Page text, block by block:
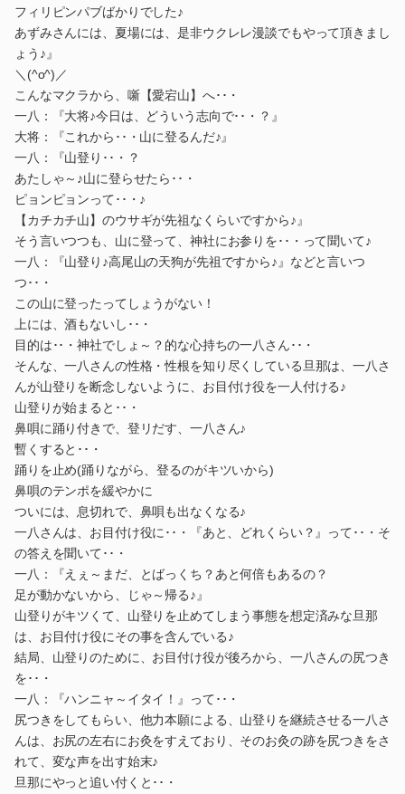
フィリピンパブばかりでした♪
あずみさんには、夏場には、是非ウクレレ漫談でもやって頂きまし
ょう♪』
＼(^o^)／
こんなマクラから、噺【愛宕山】へ･･・
一八：『大将♪今日は、どういう志向で･･・？』
大将：『これから･･・山に登るんだ♪』
一八：『山登り･･・？
あたしゃ～♪山に登らせたら･･・
ピョンピョンって･･・♪
【カチカチ山】のウサギが先祖なくらいですから♪』
そう言いつつも、山に登って、神社にお参りを･･・って聞いて♪
一八：『山登り♪高尾山の天狗が先祖ですから♪』などと言いつ
つ･･・
この山に登ったってしょうがない！
上には、酒もないし･･・
目的は･･・神社でしょ～？的な心持ちの一八さん･･・
そんな、一八さんの性格・性根を知り尽くしている旦那は、一八さ
んが山登りを断念しないように、お目付け役を一人付ける♪
山登りが始まると･･・
鼻唄に踊り付きで、登リだす、一八さん♪
暫くすると･･・
踊りを止め(踊りながら、登るのがキツいから)
鼻唄のテンポを緩やかに
ついには、息切れで、鼻唄も出なくなる♪
一八さんは、お目付け役に･･・『あと、どれくらい？』って･･・そ
の答えを聞いて･･・
一八：『えぇ～まだ、とばっくち？あと何倍もあるの？
足が動かないから、じゃ～帰る♪』
山登りがキツくて、山登りを止めてしまう事態を想定済みな旦那
は、お目付け役にその事を含んでいる♪
結局、山登りのために、お目付け役が後ろから、一八さんの尻つき
を･･・
一八：『ハンニャ～イタイ！』って･･・
尻つきをしてもらい、他力本願による、山登りを継続させる一八さ
んは、お尻の左右にお灸をすえており、そのお灸の跡を尻つきをさ
れて、変な声を出す始末♪
旦那にやっと追い付くと･･・